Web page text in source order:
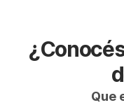
Que